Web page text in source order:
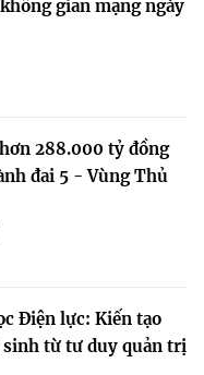
gian mạng ngày
288.000 tỷ đồng
đai 5 - Vùng Thủ
Điện lực: Kiến tạo
từ tư duy quản trị